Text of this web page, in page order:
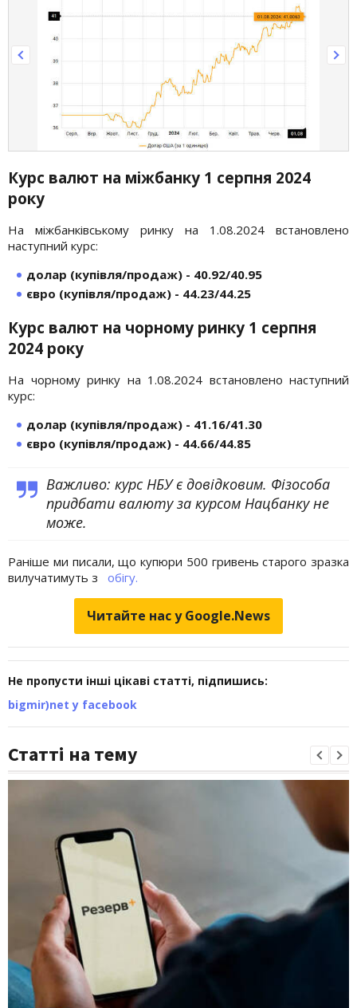
Курс валют на міжбанку 1 серпня 2024
року
На міжбанківському ринку на 1.08.2024 встановлено
наступний курс:
долар (купівля/продаж) - 40.92/40.95
євро (купівля/продаж) - 44.23/44.25
Курс валют на чорному ринку 1 серпня
2024 року
На чорному ринку на 1.08.2024 встановлено наступний
курс:
долар (купівля/продаж) - 41.16/41.30
євро (купівля/продаж) - 44.66/44.85
Важливо: курс НБУ є довідковим. Фізособа
придбати валюту за курсом Нацбанку не
може.
Раніше ми писали, що купюри 500 гривень старого зразка
вилучатимуть з
обігу.
Читайте нас у Google.News
Не пропусти інші цікаві статті, підпишись:
bigmir)net у facebook
Статті на тему